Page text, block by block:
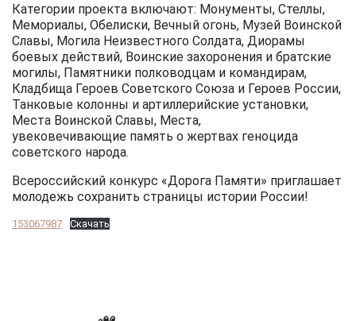
Категории проекта включают: Монументы, Стеллы,
Мемориалы, Обелиски, Вечный огонь, Музей Воинской
Славы, Могила Неизвестного Солдата, Диорамы
боевых действий, Воинские захоронения и братские
могилы, Памятники полководцам и командирам,
Кладбища Героев Советского Союза и Героев России,
Танковые колонны и артиллерийские установки,
Места Воинской Славы, Места,
увековечивающие память о жертвах геноцида
советского народа.
Всероссийский конкурс «Дорога Памяти» приглашает
молодежь сохранить страницы истории России!
153067987 Скачать